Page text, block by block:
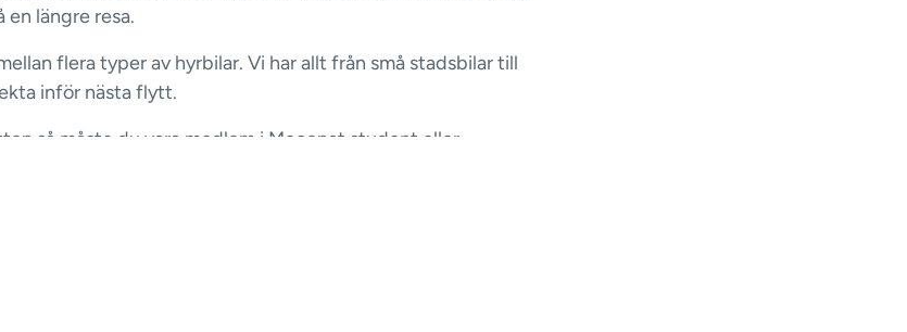
en längre resa.
flera typer av hyrbilar. Vi har allt från små stadsbilar till
inför nästa flytt.
så måste du vara medlem i Mecenat student eller